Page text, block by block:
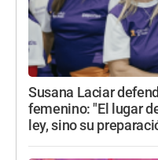
Susana Laciar
femenino: "El lugar
ley, sino su